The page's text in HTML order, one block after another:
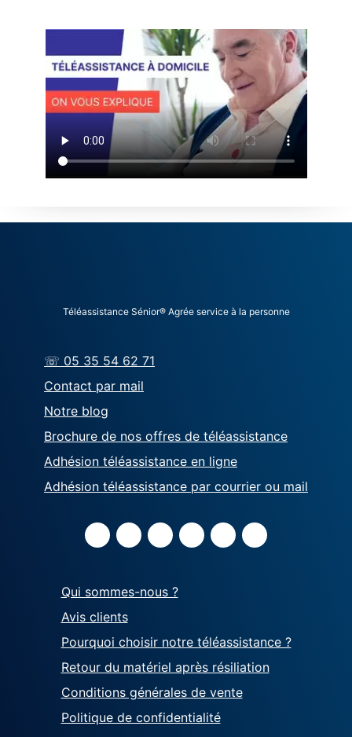
Téléassistance Sénior® Agrée service à la personne
☏ 05 35 54 62 71
Contact par mail
Notre blog
Brochure de nos offres de téléassistance
Adhésion téléassistance en ligne
Adhésion téléassistance par courrier ou mail
Qui sommes-nous ?
Avis clients
Pourquoi choisir notre téléassistance ?
Retour du matériel après résiliation
Conditions générales de vente
Politique de confidentialité